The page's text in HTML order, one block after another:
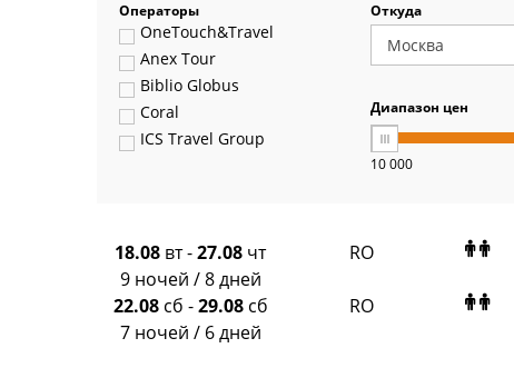
Операторы
OneTouch&Travel
Anex Tour
Biblio Globus
Coral
ICS Travel Group
Panteon
Ambotis
Paks
Amigo-S
Откуда
Диапазон цен
10 000
18.08 вт-27.08 чт
9 ночей / 8 дней
RO
22.08 сб -29.08 сб
7 ночей / 6 дней
RO